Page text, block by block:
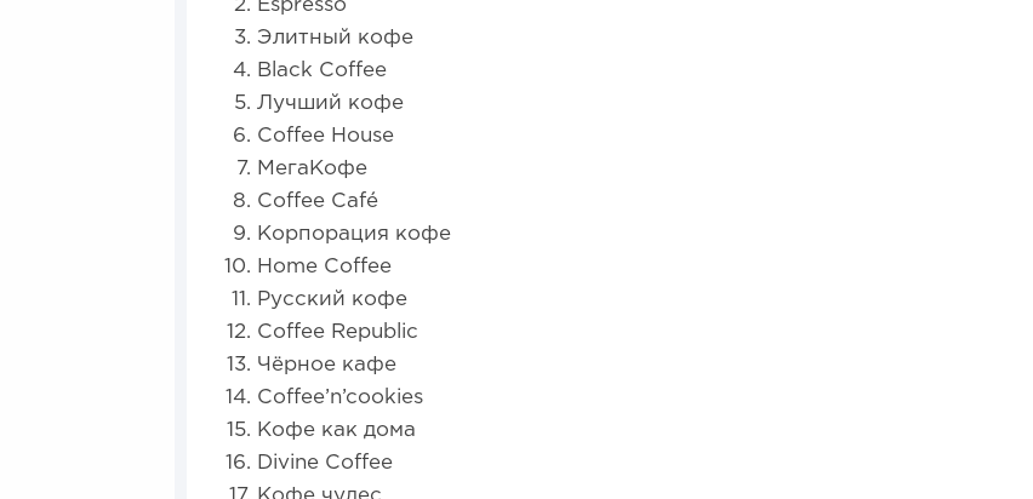
Espresso
Элитный кофе
Black Coffee
Лучший кофе
Coffee House
МегаКофе
Coffee Café
Корпорация кофе
Home Coffee
Русский кофе
Coffee Republic
Чёрное кафе
Coffee’n’cookies
Кофе как дома
Divine Coffee